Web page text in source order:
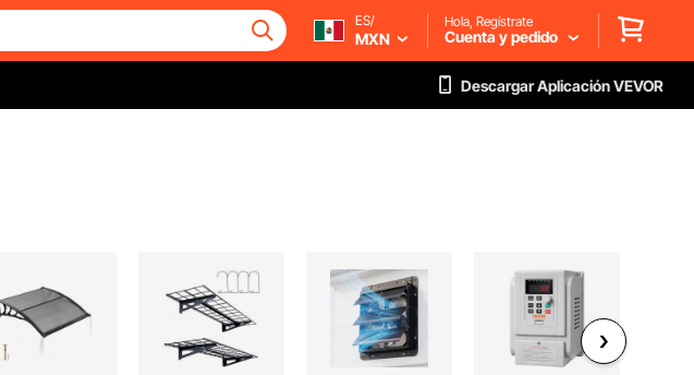
ES/
MXN
Hola, Regístrate
Cuenta y pedido
Descargar Aplicación VEVOR